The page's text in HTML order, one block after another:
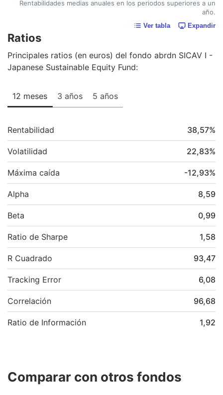
Rentabilidades medias anuales en los periodos superiores a un
año.
Ver tabla Expandir
Ratios
Principales ratios (en euros) del fondo abrdn SICAV I -
Japanese Sustainable Equity Fund:
12 meses 3 años 5 años
Rentabilidad 38,57%
Volatilidad 22,83%
Máxima caída -12,93%
Alpha 8,59
Beta 0,99
Ratio de Sharpe 1,58
R Cuadrado 93,47
Tracking Error 6,08
Correlación 96,68
Ratio de Información 1,92
Comparar con otros fondos